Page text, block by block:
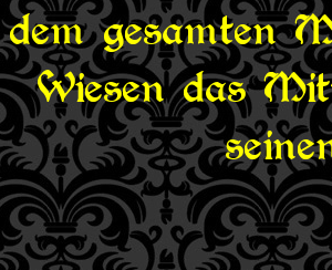
dem gesamten
Wiesen das